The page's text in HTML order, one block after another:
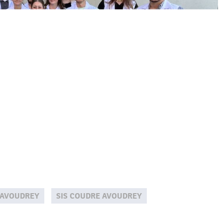
SIS COUDRE AVOUDREY